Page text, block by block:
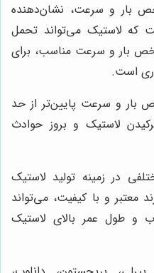
بار و سرعت، نشان‌دهنده
که لاستیک می‌تواند تحمل
بار و سرعت مناسب، برای
است.
بار و سرعت پایین‌تر از حد
لاستیک و بروز حوادث
در زمینه تولید لاستیک
معتبر و با کیفیت، می‌تواند
و طول عمر بالای لاستیک